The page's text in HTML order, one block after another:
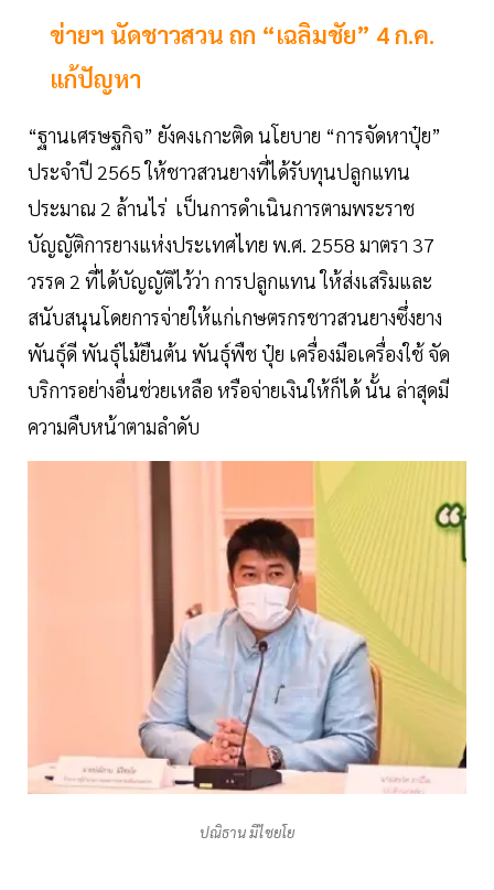
ข่ายฯ นัดชาวสวน ถก “เฉลิมชัย” 4 ก.ค.
แก้ปัญหา
“ฐานเศรษฐกิจ” ยังคงเกาะติด นโยบาย “การจัดหาปุ๋ย”
ประจำปี 2565 ให้ชาวสวนยางที่ได้รับทุนปลูกแทน
ประมาณ 2 ล้านไร่ เป็นการดำเนินการตามพระราช
บัญญัติการยางแห่งประเทศไทย พ.ศ. 2558 มาตรา 37
วรรค 2 ที่ได้บัญญัติไว้ว่า การปลูกแทน ให้ส่งเสริมและ
สนับสนุนโดยการจ่ายให้แก่เกษตรกรชาวสวนยางซึ่งยาง
พันธุ์ดี พันธุ์ไม้ยืนต้น พันธุ์พืช ปุ๋ย เครื่องมือเครื่องใช้ จัด
บริการอย่างอื่นช่วยเหลือ หรือจ่ายเงินให้ก็ได้ นั้น ล่าสุดมี
ความคืบหน้าตามลำดับ
ปณิธาน มีไชยโย